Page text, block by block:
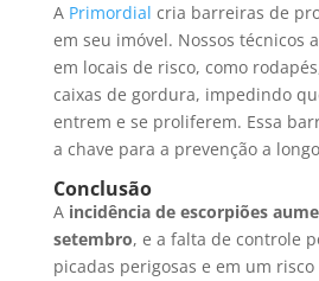
A Primordial cria barreiras de
em seu imóvel. Nossos técnicos
em locais de risco, como
caixas de gordura, impedindo
entrem e se proliferem. Essa
a chave para a prevenção a
Conclusão
A incidência de escorpiões
setembro, e a falta de controle
picadas perigosas e em um